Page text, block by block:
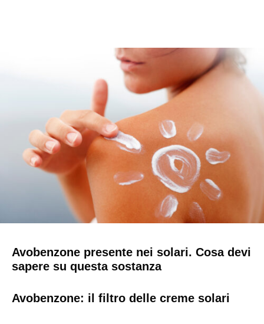
Avobenzone presente nei solari. Cosa devi
sapere su questa sostanza
Avobenzone: il filtro delle creme solari